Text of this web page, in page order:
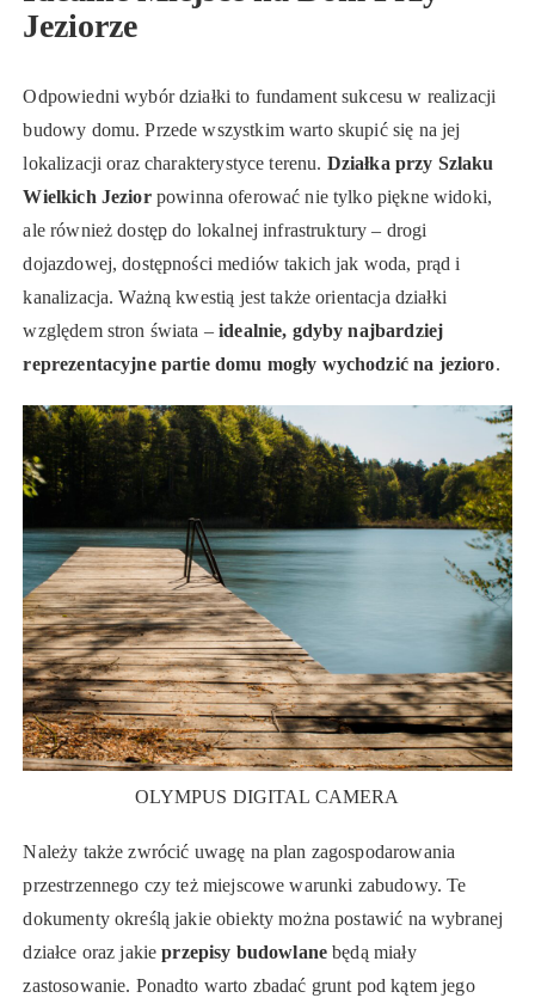
Jeziorze
Odpowiedni wybór działki to fundament sukcesu w realizacji
budowy domu. Przede wszystkim warto skupić się na jej
lokalizacji oraz charakterystyce terenu. Działka przy Szlaku
Wielkich Jeziorpowinna oferować nie tylko piękne widoki,
ale również dostęp do lokalnej infrastruktury – drogi
dojazdowej, dostępności mediów takich jak woda, prąd i
kanalizacja. Ważną kwestią jest także orientacja działki
względem stron świata –idealnie, gdyby najbardziej
reprezentacyjne partie domu mogły wychodzić na jezioro.
OLYMPUS DIGITAL CAMERA
Należy także zwrócić uwagę na plan zagospodarowania
przestrzennego czy też miejscowe warunki zabudowy. Te
dokumenty określą jakie obiekty można postawić na wybranej
działce oraz jakieprzepisy budowlane będą miały
zastosowanie. Ponadto warto zbadać grunt pod kątem jego